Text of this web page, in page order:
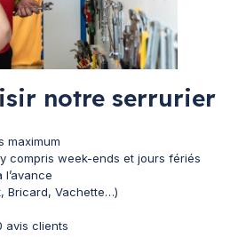
notre serrurier
maximum
compris week-ends et jours fériés
Bricard, Vachette…)
avis clients